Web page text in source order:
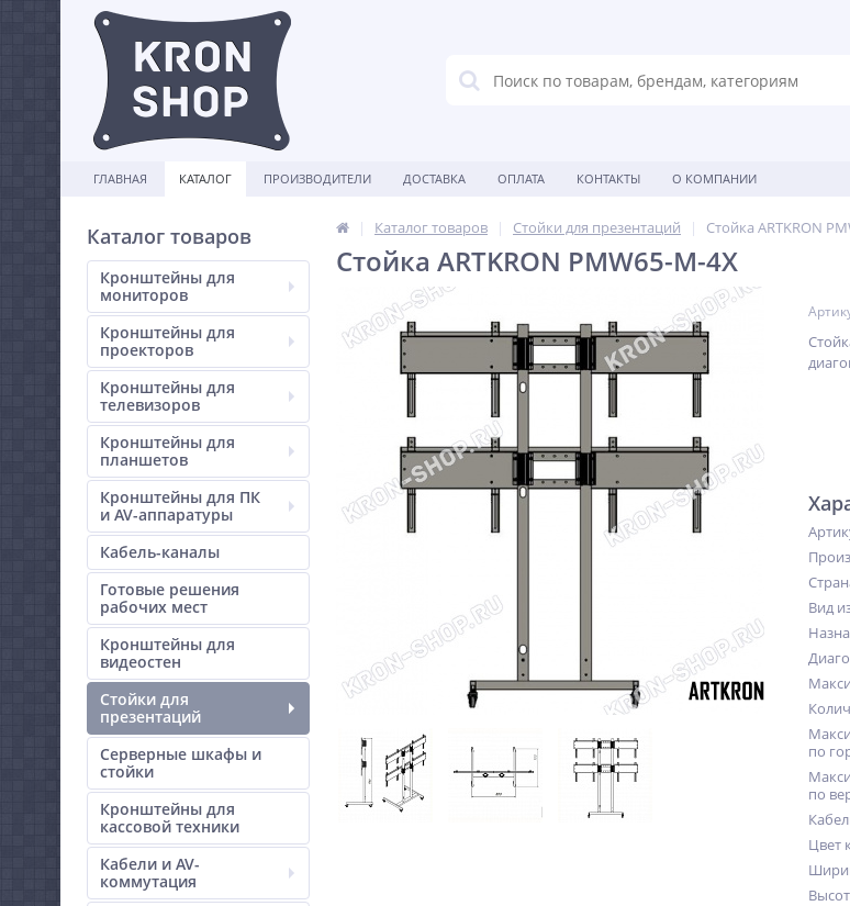
ГЛАВНАЯ КАТАЛОГ ПРОИЗВОДИТЕЛИ ДОСТАВКА ОПЛАТА КОНТАКТЫ О КОМПАНИИ
Каталог товаров
Кронштейны для
мониторов
Кронштейны для
проекторов
Кронштейны для
телевизоров
Кронштейны для
планшетов
Кронштейны для ПК
и AV-аппаратуры
Кабель-каналы
Готовые решения
рабочих мест
Кронштейны для
видеостен
Стойки для
презентаций
Серверные шкафы и
стойки
Кронштейны для
кассовой техники
Кабели и AV-
коммутация
Каталог товаров Стойки для презентаций Стойка ARTKRON
Стойка ARTKRON PMW65-M-4X
Вид
по
по
Цвет